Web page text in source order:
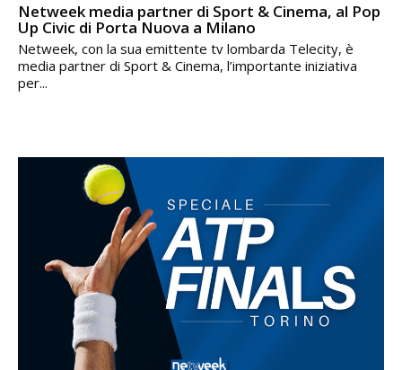
Netweek media partner di Sport & Cinema, al Pop
Up Civic di Porta Nuova a Milano
Netweek, con la sua emittente tv lombarda Telecity, è
media partner di Sport & Cinema, l’importante iniziativa
per...